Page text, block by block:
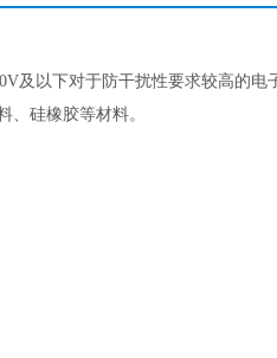
以下对于防干扰性要求较高的电
、硅橡胶等材料。